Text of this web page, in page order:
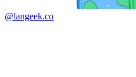
@langeek.co